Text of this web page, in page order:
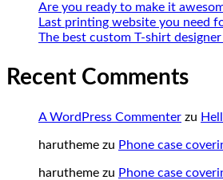
Are you ready to make it
Last printing website you need
The best custom T-shirt
Recent Comments
A WordPress Commenter zu
harutheme zu Phone case
harutheme zu Phone case